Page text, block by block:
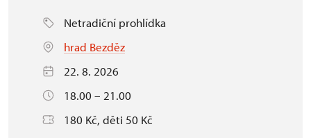
Netradiční prohlídka
hrad Bezděz
22. 8. 2026
18.00 – 21.00
180 Kč, děti 50 Kč